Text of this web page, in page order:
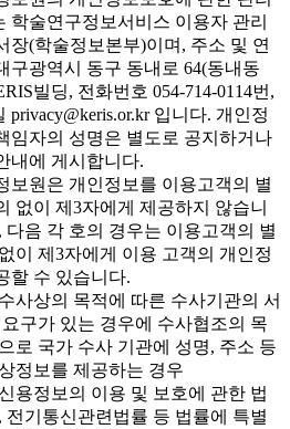
학술연구정보서비스 이용자 관리
장(학술정보본부)이며, 주소 및 연
구광역시 동구 동내로 64(동내동
빌딩, 전화번호 054-714-0114번,
privacy@keris.or.kr 입니다. 개인정
임자의 성명은 별도로 공지하거나
내에 게시합니다.
보원은 개인정보를 이용고객의 별
없이 제3자에게 제공하지 않습니
다음 각 호의 경우는 이용고객의 별
이 제3자에게 이용 고객의 개인정
할 수 있습니다.
사상의 목적에 따른 수사기관의 서
요구가 있는 경우에 수사협조의 목
로 국가 수사 기관에 성명, 주소 등
정보를 제공하는 경우
용정보의 이용 및 보호에 관한 법
전기통신관련법률 등 법률에 특별